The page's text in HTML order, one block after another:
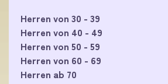
Herren von 30 - 39
Herren von 40 - 49
Herren von 50 - 59
Herren von 60 - 69
Herren ab 70